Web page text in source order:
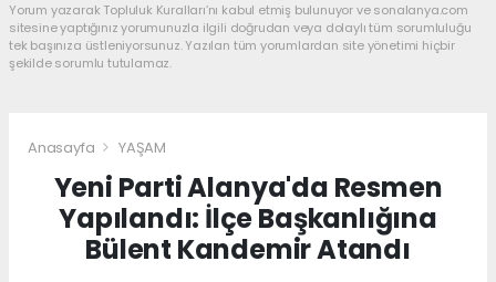
Yorum yazarak Topluluk Kuralları’nı kabul etmiş bulunuyor ve sonalanya.com
sitesine yaptığınız yorumunuzla ilgili doğrudan veya dolaylı tüm sorumluluğu
tek başınıza üstleniyorsunuz. Yazılan tüm yorumlardan site yönetimi hiçbir
şekilde sorumlu tutulamaz.
Anasayfa YAŞAM
Yeni Parti Alanya'da Resmen
Yapılandı: İlçe Başkanlığına
Bülent Kandemir Atandı